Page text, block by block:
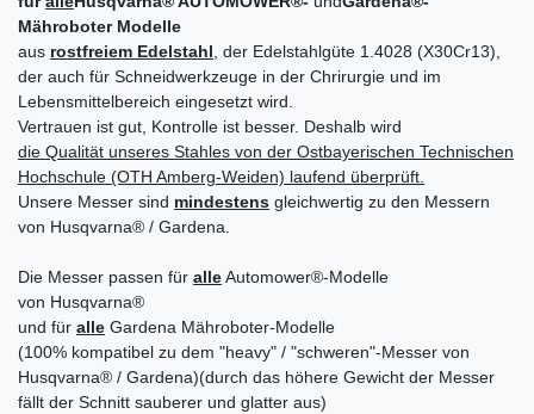
Mähroboter Modelle
aus rostfreiem Edelstahl , der Edelstahlgüte 1.4028 (X30Cr13),
der auch für Schneidwerkzeuge in der Chrirurgie und im
Lebensmittelbereich eingesetzt wird.
Vertrauen ist gut, Kontrolle ist besser. Deshalb wird
die Qualität unseres Stahles von der Ostbayerischen Technischen
Hochschule (OTH Amberg-Weiden) laufend überprüft.
Unsere Messer sind mindestens gleichwertig zu den Messern
von Husqvarna® / Gardena.
Die Messer passen für alleAutomower®-Modelle
von Husqvarna®
und für alle Gardena Mähroboter-Modelle
(100% kompatibel zu dem "heavy" / "schweren"-Messer von
Husqvarna® / Gardena)(durch das höhere Gewicht der Messer
fällt der Schnitt sauberer und glatter aus)